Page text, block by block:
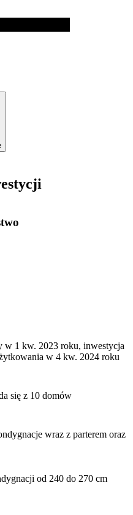
w 1 kw. 2023 roku, inwestycja
w 4 kw. 2024 roku
się z 10 domów
wraz z parterem oraz
od 240 do 270 cm